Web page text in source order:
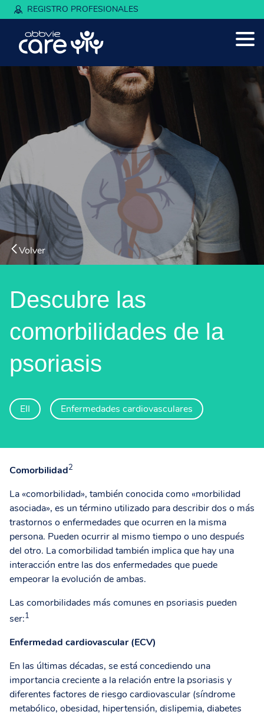
REGISTRO PROFESIONALES
Volver
Descubre las
comorbilidades de la
psoriasis
EII Enfermedades cardiovasculares
Comorbilidad2
La «comorbilidad», también conocida como «morbilidad
asociada», es un término utilizado para describir dos o más
trastornos o enfermedades que ocurren en la misma
persona. Pueden ocurrir al mismo tiempo o uno después
del otro. La comorbilidad también implica que hay una
interacción entre las dos enfermedades que puede
empeorar la evolución de ambas.
Las comorbilidades más comunes en psoriasis pueden
ser:1
Enfermedad cardiovascular (ECV)
En las últimas décadas, se está concediendo una
importancia creciente a la relación entre la psoriasis y
diferentes factores de riesgo cardiovascular (síndrome
metabólico, obesidad, hipertensión, dislipemia, diabetes